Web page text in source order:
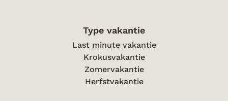
Type vakantie
Last minute vakantie
Krokusvakantie
Zomervakantie
Herfstvakantie